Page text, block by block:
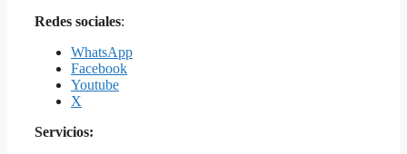
Redes sociales:
WhatsApp
Facebook
Youtube
X
Servicios: